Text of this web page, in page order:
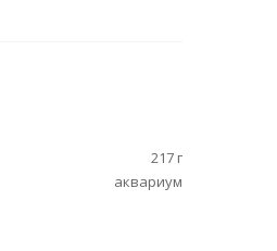
217 г
аквариум